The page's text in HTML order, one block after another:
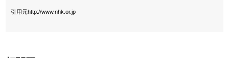
引用元http://www.nhk.or.jp